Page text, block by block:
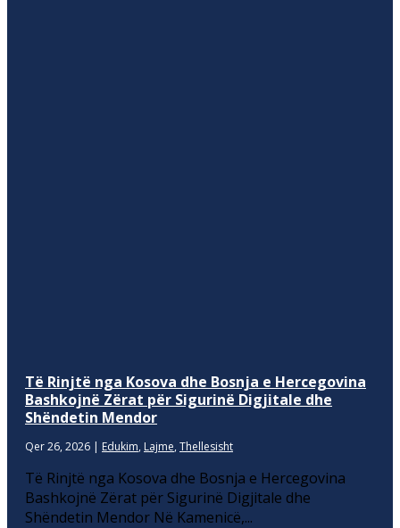
Të Rinjtë nga Kosova dhe Bosnja e Hercegovina
Bashkojnë Zërat për Sigurinë Digjitale dhe
Shëndetin Mendor
Qer 26, 2026 | Edukim, Lajme, Thellesisht
Të Rinjtë nga Kosova dhe Bosnja e Hercegovina
Bashkojnë Zërat për Sigurinë Digjitale dhe
Shëndetin Mendor Në Kamenicë,...